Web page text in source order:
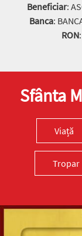
Beneficiar:
Banca:
RON
Sfânta
Viață
Tropar